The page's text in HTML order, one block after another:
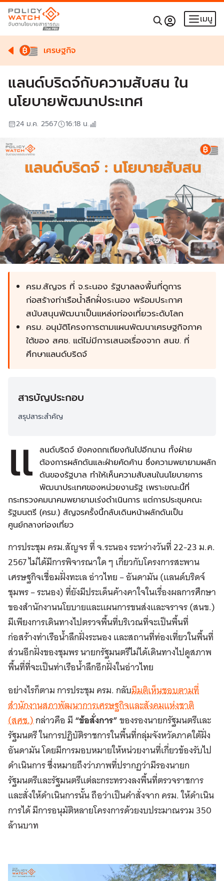
เมนู
เศรษฐกิจ
แลนด์บริดจ์กับความสับสน ใน
นโยบายพัฒนาประเทศ
24 ม.ค. 2567 16:18 น.
ครม.สัญจร ที่ จ.ระนอง รัฐบาลลงพื้นที่ดูการ
ก่อสร้างท่าเรือน้ำลึกฝั่งระนอง พร้อมประกาศ
สนับสนุนพัฒนาเป็นแหล่งท่องเที่ยวระดับโลก
ครม. อนุมัติโครงการตามแผนพัฒนาเศรษฐกิจภาค
ใต้ของ สศช. แต่ไม่มีการเสนอเรื่องจาก สนข. ที่
ศึกษาแลนด์บริดจ์
สารบัญประกอบ
สรุปสาระสำคัญ
แ ลนด์บริดจ์ ยังคงถกเถียงกันไปอีกนาน ทั้งฝ่าย
ต้องการผลักดันและฝ่ายคัดค้าน ซึ่งความพยายามผลัก
ดันของรัฐบาล ทำให้เห็นความสับสนในนโยบายการ
พัฒนาประเทศของหน่วยงานรัฐ เพราะขณะนี้ที่
กระทรวงคมนาคมพยายามเร่งดำเนินการ แต่การประชุมคณะ
รัฐมนตรี (ครม.) สัญจรครั้งนี้กลับเดินหน้าผลักดันเป็น
ศูนย์กลางท่องเที่ยว
การประชุม ครม.สัญจร ที่ จ.ระนอง ระหว่างวันที่ 22-23 ม.ค.
2567 ไม่ได้มีการพิจารณาใด ๆ เกี่ยวกับโครงการสะพาน
เศรษฐกิจเชื่อมฝั่งทะเล อ่าวไทย – อันดามัน (แลนด์บริดจ์
ชุมพร – ระนอง) ที่ยังมีประเด็นค้างคาใจในเรื่องผลการศึกษา
ของสำนักงานนโยบายและแผนการขนส่งและจราจร (สนข.)
มีเพียงการเดินทางไปตรวจพื้นที่บริเวณที่จะเป็นพื้นที่
ก่อสร้างท่าเรือน้ำลึกฝั่งระนอง และสถานที่ท่องเที่ยวในพื้นที่
ส่วนอีกฝั่งของชุมพร นายกรัฐมนตรีไม่ได้เดินทางไปดูสภาพ
พื้นที่ที่จะเป็นท่าเรือน้ำลึกอีกฝั่งในอ่าวไทย
อย่างไรก็ตาม การประชุม ครม. กลับมีมติเห็นชอบตามที่
สำนักงานสภาพัฒนาการเศรษฐกิจและสังคมแห่งชาติ
(สศช.)กล่าวคือ มี“ข้อสั่งการ”ของรองนายกรัฐมนตรีและ
รัฐมนตรี ในการปฏิบัติราชการในพื้นที่กลุ่มจังหวัดภาคใต้ฝั่ง
อันดามัน โดยมีการมอบหมายให้หน่วยงานที่เกี่ยวข้องรับไป
ดำเนินการ ซึ่งหมายถึงว่าภาพที่ปรากฏว่ามีรองนายก
รัฐมนตรีและรัฐมนตรีแต่ละกระทรวงลงพื้นที่ตรวจราชการ
และสั่งให้ดำเนินการนั้น ถือว่าเป็นคำสั่งจาก ครม. ให้ดำเนิน
การได้ มีการอนุมัติหลายโครงการด้วยงบประมาณรวม 350
ล้านบาท